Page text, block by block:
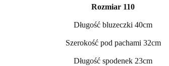
Rozmiar 110
Długość bluzeczki 40cm
Szerokość pod pachami 32cm
Długość spodenek 23cm